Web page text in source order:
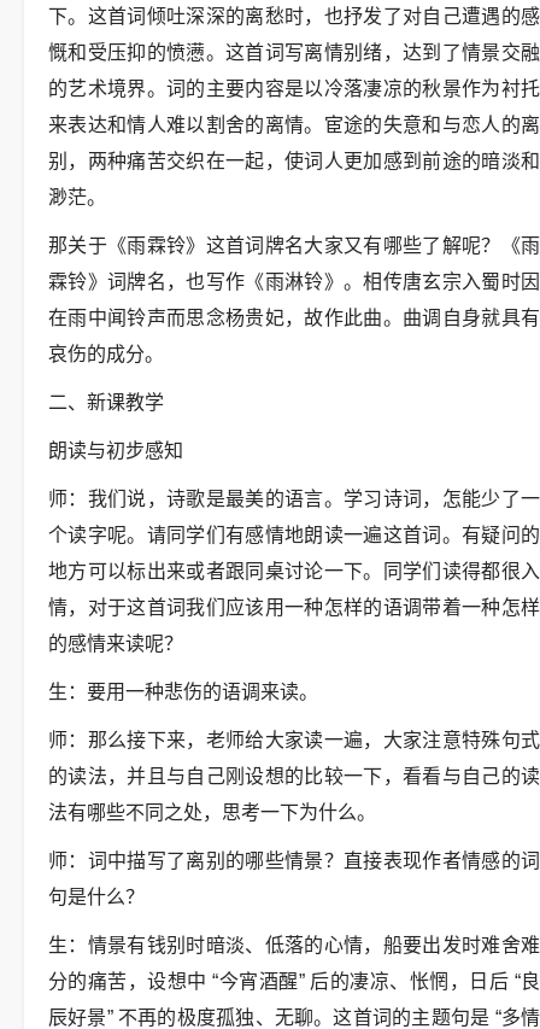
下。这首词倾吐深深的离愁时，也抒发了对自己遭遇的感
慨和受压抑的愤懑。这首词写离情别绪，达到了情景交融
的艺术境界。词的主要内容是以冷落凄凉的秋景作为衬托
来表达和情人难以割舍的离情。宦途的失意和与恋人的离
别，两种痛苦交织在一起，使词人更加感到前途的暗淡和
渺茫。
那关于《雨霖铃》这首词牌名大家又有哪些了解呢？《雨
霖铃》词牌名，也写作《雨淋铃》。相传唐玄宗入蜀时因
在雨中闻铃声而思念杨贵妃，故作此曲。曲调自身就具有
哀伤的成分。
二、新课教学
朗读与初步感知
师：我们说，诗歌是最美的语言。学习诗词，怎能少了一
个读字呢。请同学们有感情地朗读一遍这首词。有疑问的
地方可以标出来或者跟同桌讨论一下。同学们读得都很入
情，对于这首词我们应该用一种怎样的语调带着一种怎样
的感情来读呢？
生：要用一种悲伤的语调来读。
师：那么接下来，老师给大家读一遍，大家注意特殊句式
的读法，并且与自己刚设想的比较一下，看看与自己的读
法有哪些不同之处，思考一下为什么。
师：词中描写了离别的哪些情景？直接表现作者情感的词
句是什么？
生：情景有钱别时暗淡、低落的心情，船要出发时难舍难
分的痛苦，设想中 “今宵酒醒” 后的凄凉、怅惘，日后 “良
辰好景” 不再的极度孤独、无聊。这首词的主题句是 “多情